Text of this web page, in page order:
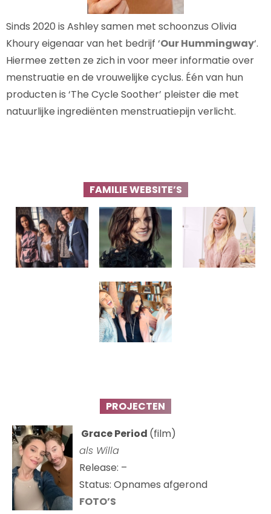
Sinds 2020 is Ashley samen met schoonzus Olivia
Khoury eigenaar van het bedrijf ‘Our Hummingway‘.
Hiermee zetten ze zich in voor meer informatie over
menstruatie en de vrouwelijke cyclus. Één van hun
producten is ‘The Cycle Soother’ pleister die met
natuurlijke ingrediënten menstruatiepijn verlicht.
FAMILIE WEBSITE’S
PROJECTEN
Grace Period (film)
als Willa
Release: –
Status: Opnames afgerond
FOTO’S